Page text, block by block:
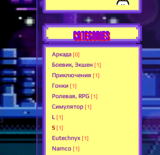
CATEGORIES
Аркада [0]
Боевик, Экшен [1]
Приключения [1]
Гонки [1]
Ролевая, RPG [1]
Симулятор [1]
L [1]
S [1]
Eutechnyx [1]
Namco [1]